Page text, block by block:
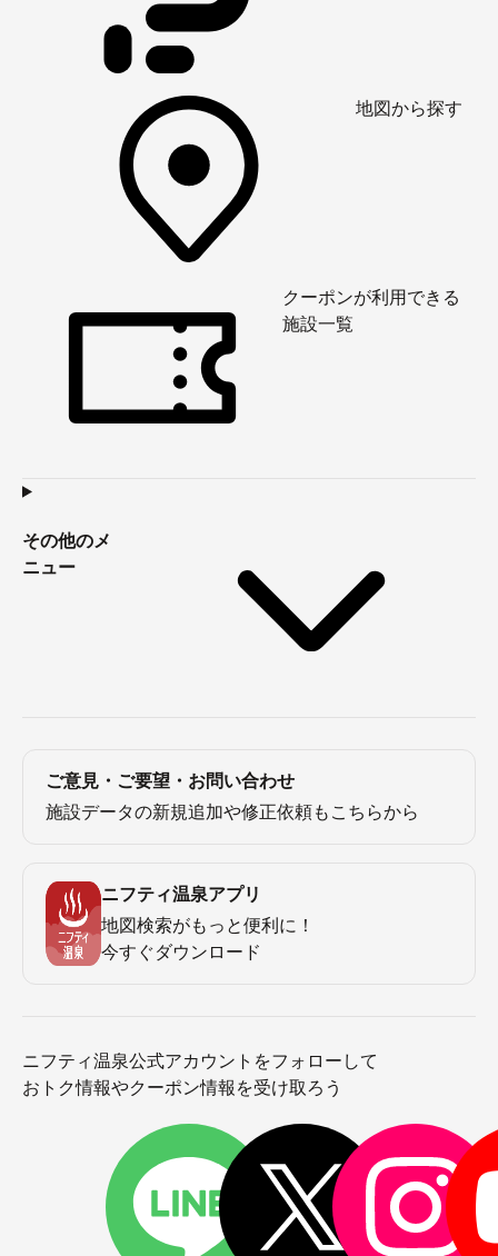
地図から探す
クーポンが利用できる
施設一覧
その他のメ
ニュー
ご意見・ご要望・お問い合わせ
施設データの新規追加や修正依頼もこちらから
ニフティ温泉アプリ
地図検索がもっと便利に！
今すぐダウンロード
ニフティ温泉公式アカウントをフォローして
おトク情報やクーポン情報を受け取ろう